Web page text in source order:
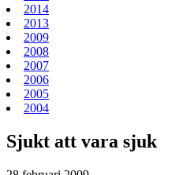
2014
2013
2009
2008
2007
2006
2005
2004
Sjukt att vara sjuk